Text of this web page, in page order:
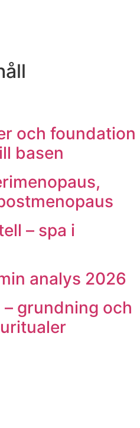
och foundation
basen
– spa i
analys 2026
grundning och